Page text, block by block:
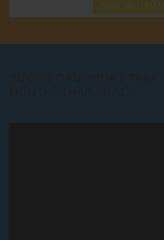
MUA SẢN PHẨM